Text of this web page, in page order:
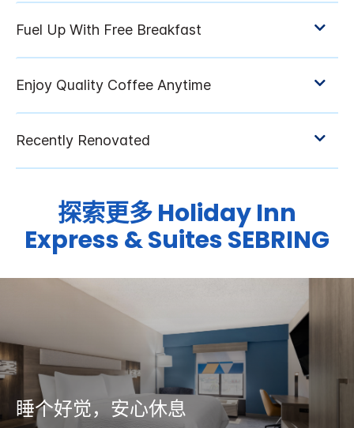
探索更多Holiday Inn
Express & SuitesSEBRING
睡个好觉，安心休息